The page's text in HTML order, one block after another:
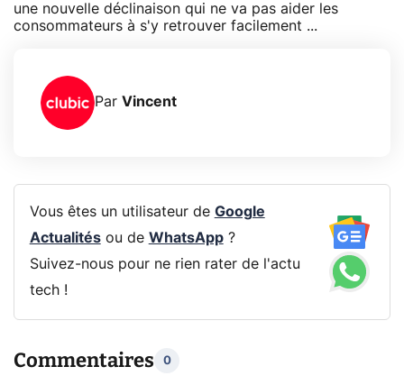
une nouvelle déclinaison qui ne va pas aider les
consommateurs à s'y retrouver facilement ...
Par Vincent
Vous êtes un utilisateur de Google
Actualitésou de WhatsApp?
Suivez-nous pour ne rien rater de l'actu
tech !
Commentaires 0